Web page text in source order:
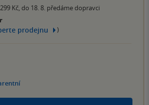
Kč, do 18. 8. předáme dopravci
prodejnu )